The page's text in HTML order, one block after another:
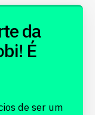
da
É
de ser um